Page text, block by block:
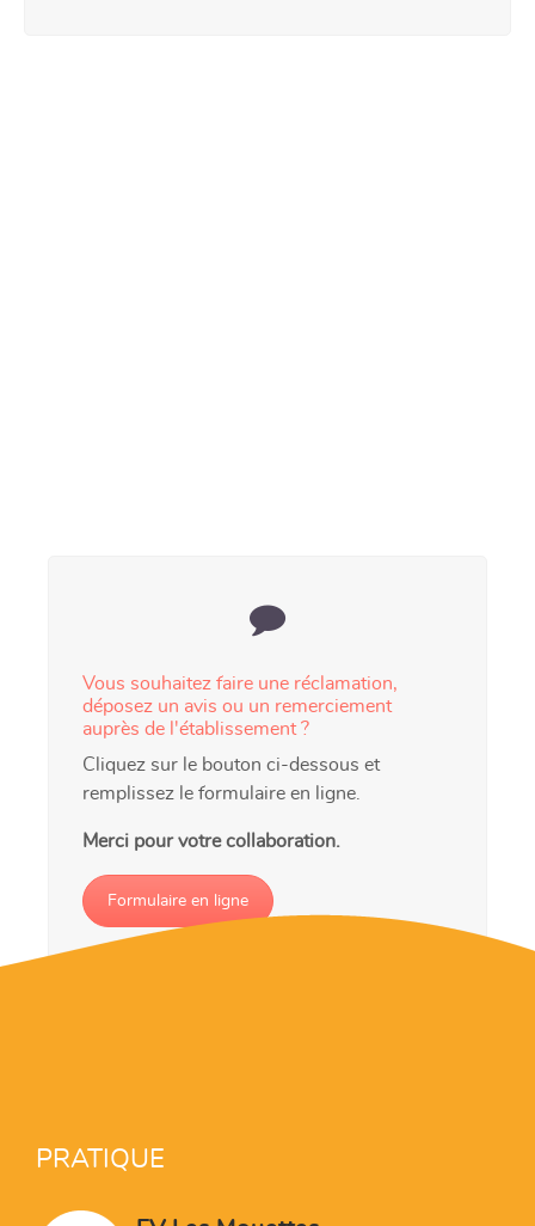
Vous souhaitez faire une réclamation,
déposez un avis ou un remerciement
auprès de l'établissement ?
Cliquez sur le bouton ci-dessous et
remplissez le formulaire en ligne.
Merci pour votre collaboration.
Formulaire en ligne
PRATIQUE